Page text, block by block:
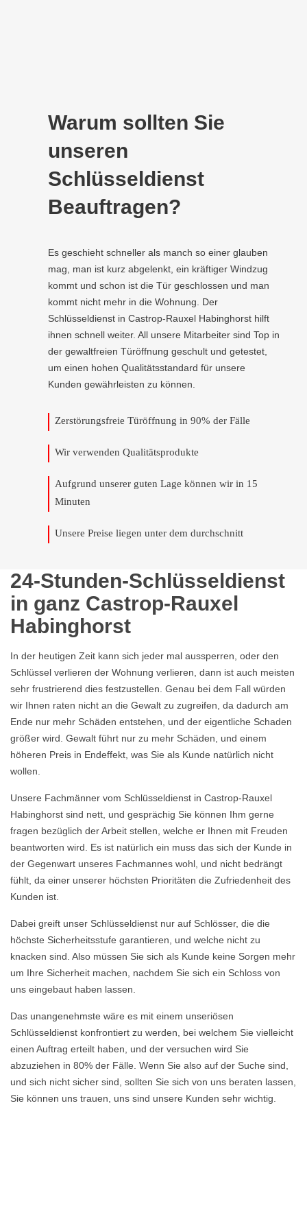
Warum sollten Sie
unseren
Schlüsseldienst
Beauftragen?
Es geschieht schneller als manch so einer glauben
mag, man ist kurz abgelenkt, ein kräftiger Windzug
kommt und schon ist die Tür geschlossen und man
kommt nicht mehr in die Wohnung. Der
Schlüsseldienst in Castrop-Rauxel Habinghorst hilft
ihnen schnell weiter. All unsere Mitarbeiter sind Top in
der gewaltfreien Türöffnung geschult und getestet,
um einen hohen Qualitätsstandard für unsere
Kunden gewährleisten zu können.
Zerstörungsfreie Türöffnung in 90% der Fälle
Wir verwenden Qualitätsprodukte
Aufgrund unserer guten Lage können wir in 15
Minuten
Unsere Preise liegen unter dem durchschnitt
24-Stunden-Schlüsseldienst
in ganz Castrop-Rauxel
Habinghorst
In der heutigen Zeit kann sich jeder mal aussperren, oder den
Schlüssel verlieren der Wohnung verlieren, dann ist auch meisten
sehr frustrierend dies festzustellen. Genau bei dem Fall würden
wir Ihnen raten nicht an die Gewalt zu zugreifen, da dadurch am
Ende nur mehr Schäden entstehen, und der eigentliche Schaden
größer wird. Gewalt führt nur zu mehr Schäden, und einem
höheren Preis in Endeffekt, was Sie als Kunde natürlich nicht
wollen.
Unsere Fachmänner vom Schlüsseldienst in Castrop-Rauxel
Habinghorst sind nett, und gesprächig Sie können Ihm gerne
fragen bezüglich der Arbeit stellen, welche er Ihnen mit Freuden
beantworten wird. Es ist natürlich ein muss das sich der Kunde in
der Gegenwart unseres Fachmannes wohl, und nicht bedrängt
fühlt, da einer unserer höchsten Prioritäten die Zufriedenheit des
Kunden ist.
Dabei greift unser Schlüsseldienst nur auf Schlösser, die die
höchste Sicherheitsstufe garantieren, und welche nicht zu
knacken sind. Also müssen Sie sich als Kunde keine Sorgen mehr
um Ihre Sicherheit machen, nachdem Sie sich ein Schloss von
uns eingebaut haben lassen.
Das unangenehmste wäre es mit einem unseriösen
Schlüsseldienst konfrontiert zu werden, bei welchem Sie vielleicht
einen Auftrag erteilt haben, und der versuchen wird Sie
abzuziehen in 80% der Fälle. Wenn Sie also auf der Suche sind,
und sich nicht sicher sind, sollten Sie sich von uns beraten lassen,
Sie können uns trauen, uns sind unsere Kunden sehr wichtig.